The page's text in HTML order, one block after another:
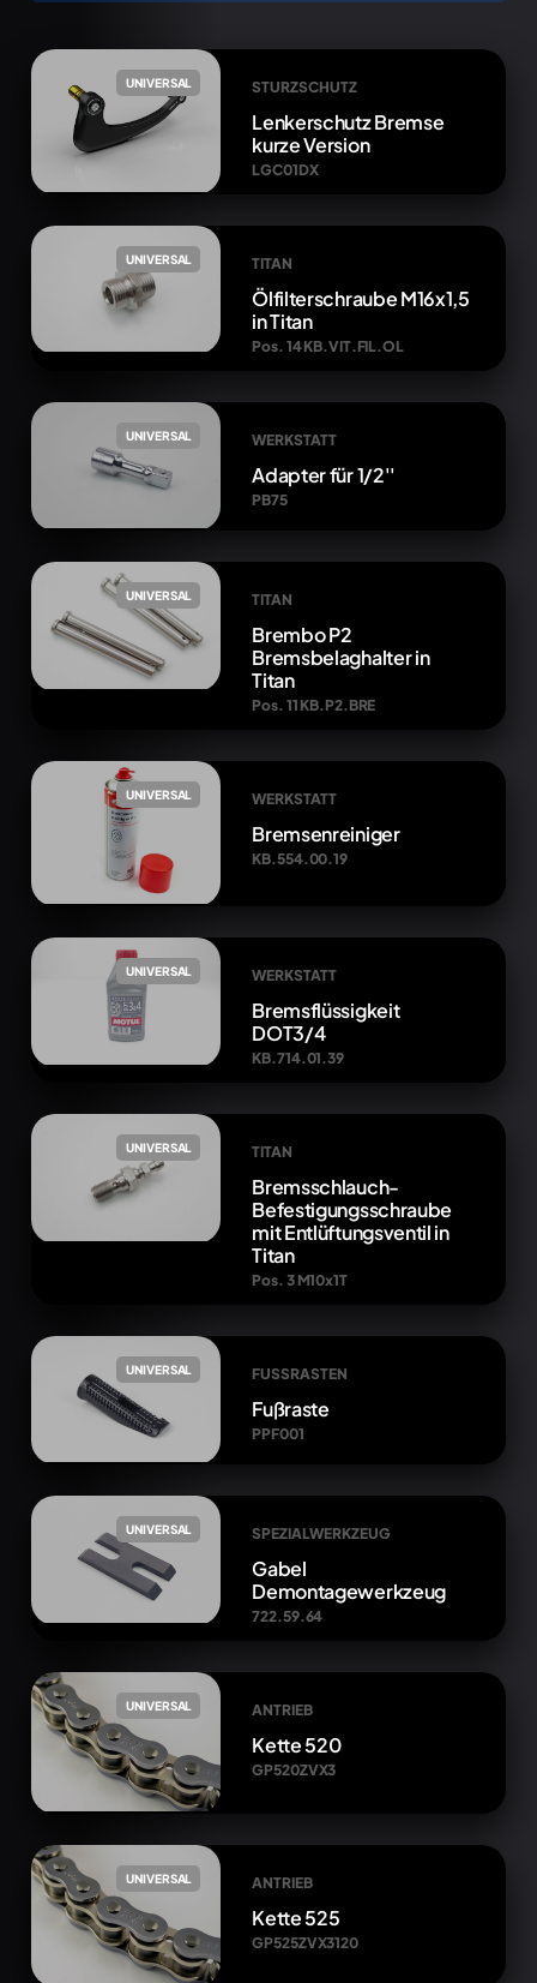
UNIVERSAL STURZSCHUTZ
Lenkerschutz Bremse
kurze Version
LGC01DX
UNIVERSAL TITAN
Ölfilterschraube M16x1,5
in Titan
Pos. 14 KB.VIT.FIL.OL
UNIVERSAL WERKSTATT
Adapter für 1/2''
PB75
UNIVERSAL TITAN
Brembo P2
Bremsbelaghalter in
Titan
Pos. 11 KB.P2.BRE
UNIVERSAL WERKSTATT
Bremsenreiniger
KB.554.00.19
UNIVERSAL WERKSTATT
Bremsflüssigkeit
DOT3/4
KB.714.01.39
UNIVERSAL TITAN
Bremsschlauch-
Befestigungsschraube
mit Entlüftungsventil in
Titan
Pos. 3 M10x1T
UNIVERSAL FUSSRASTEN
Fußraste
PPF001
UNIVERSAL SPEZIALWERKZEUG
Gabel
Demontagewerkzeug
722.59.64
UNIVERSAL ANTRIEB
Kette 520
GP520ZVX3
UNIVERSAL ANTRIEB
Kette 525
GP525ZVX3120